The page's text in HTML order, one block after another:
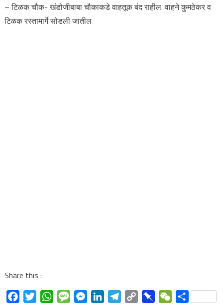
– टिळक चौक- खंडोजीबाबा चौकाकडे वाहतूक बंद राहील. वाहने कुमठेकर व
टिळक रस्तामार्गे सोडली जातील
Share this :
FacebookTwitterWhatsAppMessageMessengerLinkedInTelegram
Copy
PinboardWeChatShare